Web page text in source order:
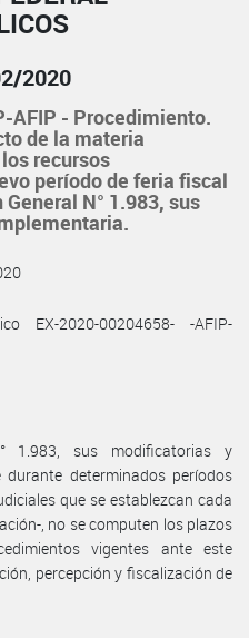
2020
AFIP - Procedimiento.
de la materia
recursos
período de feria fiscal
N° 1.983, sus
EX-2020-00204658- -AFIP-
1.983, sus modificatorias y
determinados períodos
que se establezcan cada
, no se computen los plazos
vigentes ante este
percepción y fiscalización de